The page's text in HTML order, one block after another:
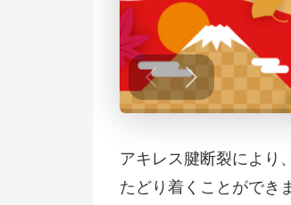
アキレス腱断裂により
たどり着くことができ